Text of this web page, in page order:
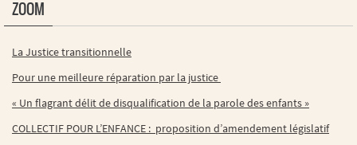
ZOOM
La Justice transitionnelle
Pour une meilleure réparation par la justice
« Un flagrant délit de disqualification de la parole des enfants »
COLLECTIF POUR L’ENFANCE : proposition d’amendement législatif